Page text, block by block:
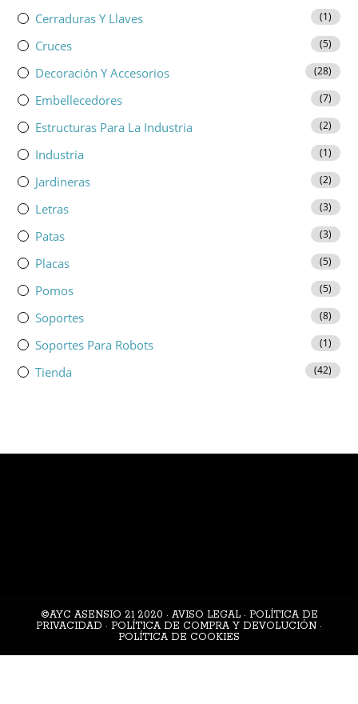
Cerraduras Y Llaves (1)
Cruces (5)
Decoración Y Accesorios (28)
Embellecedores (7)
Estructuras Para La Industria (2)
Industria (1)
Jardineras (2)
Letras (3)
Patas (3)
Placas (5)
Pomos (5)
Soportes (8)
Soportes Para Robots (1)
Tienda (42)
©AYC ASENSIO 21 2020 · AVISO LEGAL· POLÍTICA DE
PRIVACIDAD · POLÍTICA DE COMPRA Y DEVOLUCIÓN ·
POLÍTICA DE COOKIES